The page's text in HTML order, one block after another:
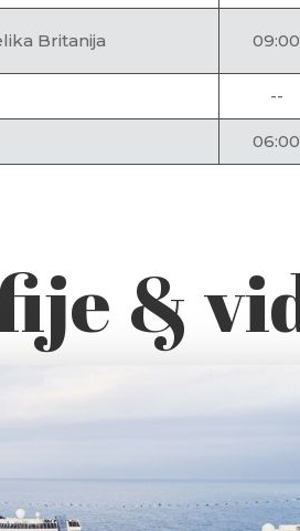
Britanija 09:00
--
06:00
&